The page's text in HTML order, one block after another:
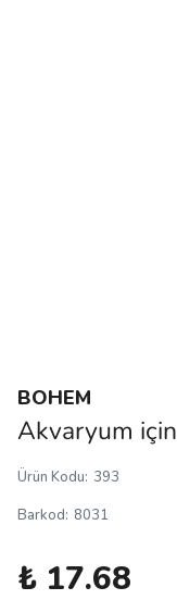
BOHEM
Akvaryum
Ürün Kodu: 393
Barkod: 8031
₺ 17.68